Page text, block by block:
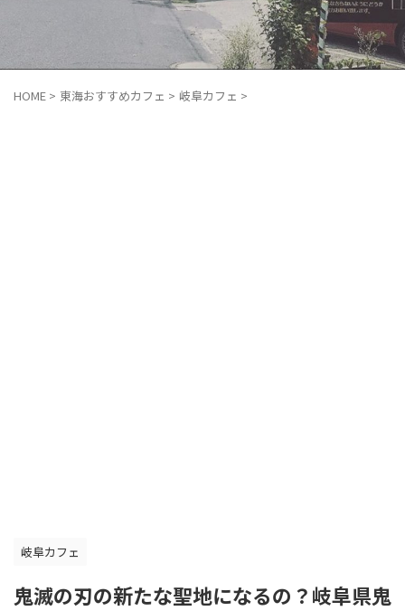
HOME > 東海おすすめカフェ > 岐阜カフェ >
岐阜カフェ
鬼滅の刃の新たな聖地になるの？岐阜県鬼